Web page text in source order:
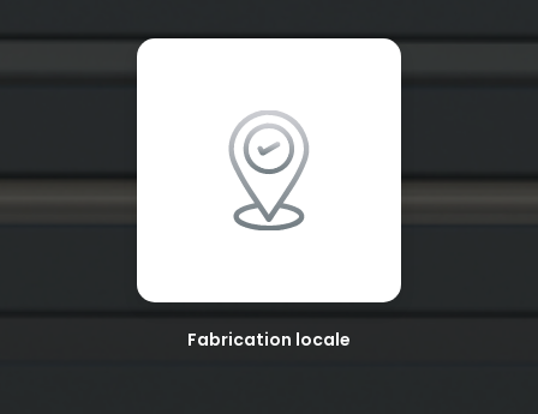
Fabrication locale